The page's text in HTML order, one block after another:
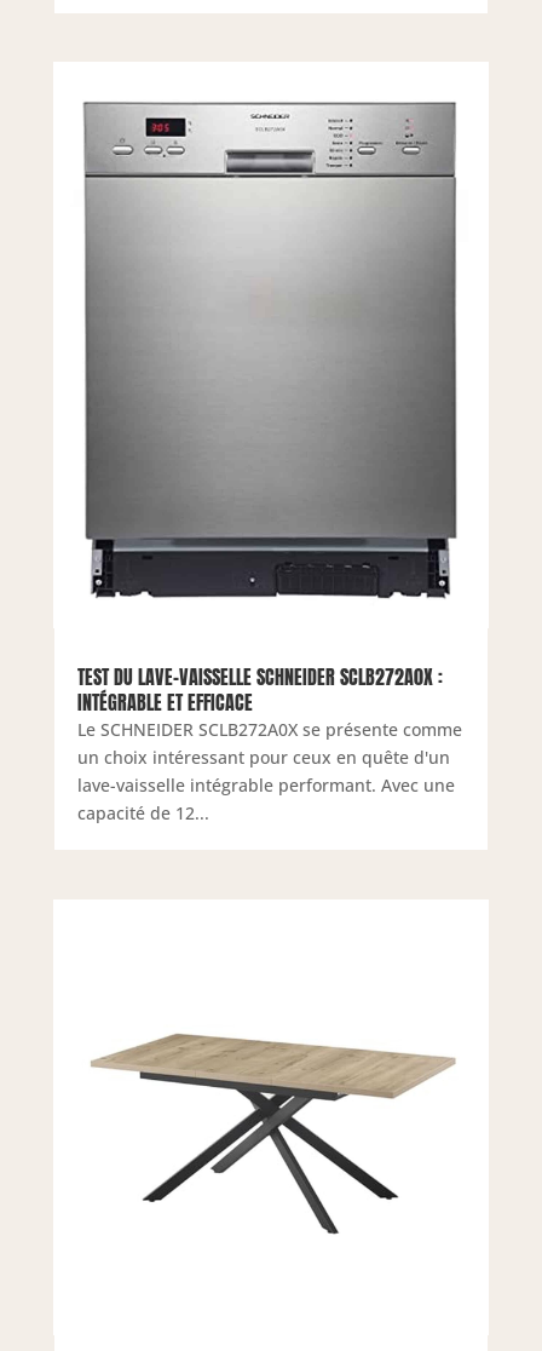
TEST DU LAVE-VAISSELLE SCHNEIDER SCLB272A0X :
INTÉGRABLE ET EFFICACE
Le SCHNEIDER SCLB272A0X se présente comme
un choix intéressant pour ceux en quête d'un
lave-vaisselle intégrable performant. Avec une
capacité de 12...